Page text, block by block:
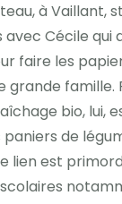
à
Cécile
faire les
bio, lui,
de
lien est